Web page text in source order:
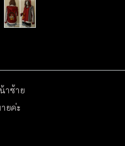
าซ้าย
ยค่ะ